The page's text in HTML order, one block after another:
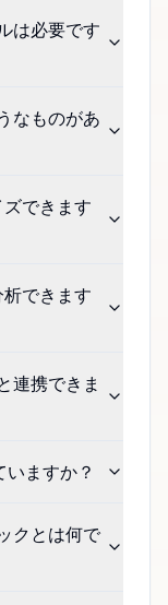
は必要です
なものがあ
できます
できます
連携できま
ますか？
クとは何で